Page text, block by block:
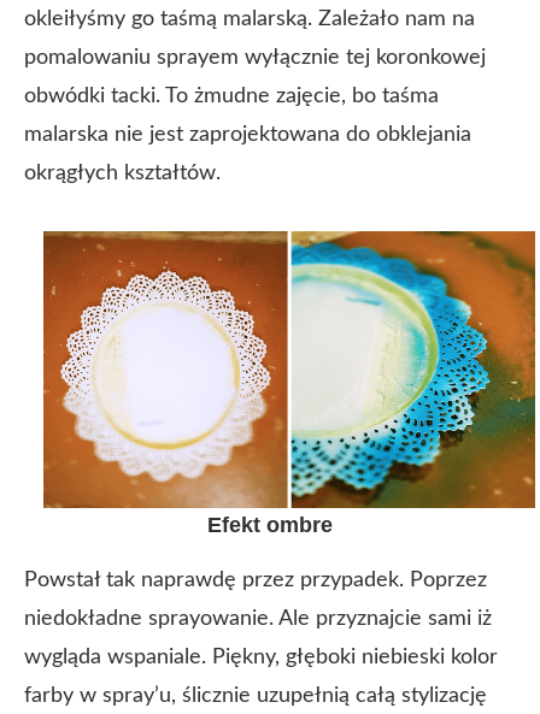
okleiłyśmy go taśmą malarską. Zależało nam na
pomalowaniu sprayem wyłącznie tej koronkowej
obwódki tacki. To żmudne zajęcie, bo taśma
malarska nie jest zaprojektowana do obklejania
okrągłych kształtów.
Efekt ombre
Powstał tak naprawdę przez przypadek. Poprzez
niedokładne sprayowanie. Ale przyznajcie sami iż
wygląda wspaniale. Piękny, głęboki niebieski kolor
farby w spray’u, ślicznie uzupełnią całą stylizację